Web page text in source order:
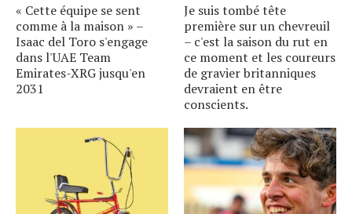
« Cette équipe se sent
comme à la maison » –
Isaac del Toro s'engage
dans l'UAE Team
Emirates-XRG jusqu'en
2031
Je suis tombé tête
première sur un chevreuil
– c'est la saison du rut en
ce moment et les coureurs
de gravier britanniques
devraient en être
conscients.